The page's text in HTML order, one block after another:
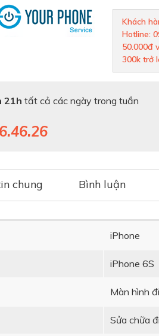
Khách
Hotline:
50.000đ
300k trở
21h tất cả các ngày trong tuần
chung Bình luận
iPhone
iPhone 6S
Màn hình
Sửa chữa